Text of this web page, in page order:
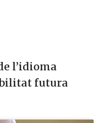
l’idioma
futura